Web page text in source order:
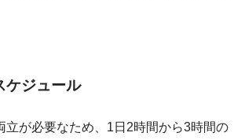
ケジュール
立が必要なため、1日2時間から3時間の